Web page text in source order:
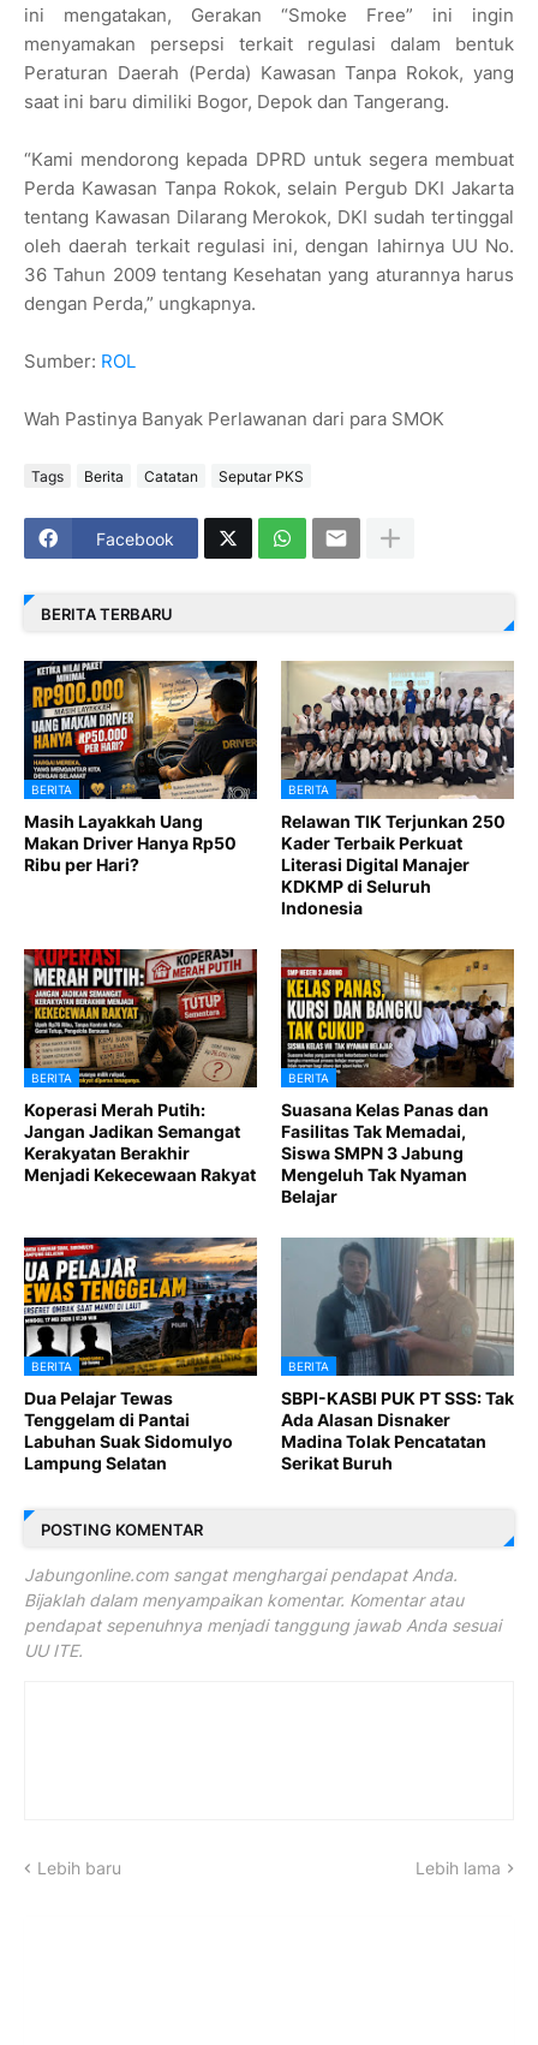
ini mengatakan, Gerakan “Smoke Free” ini ingin
menyamakan persepsi terkait regulasi dalam bentuk
Peraturan Daerah (Perda) Kawasan Tanpa Rokok, yang
saat ini baru dimiliki Bogor, Depok dan Tangerang.
“Kami mendorong kepada DPRD untuk segera membuat
Perda Kawasan Tanpa Rokok, selain Pergub DKI Jakarta
tentang Kawasan Dilarang Merokok, DKI sudah tertinggal
oleh daerah terkait regulasi ini, dengan lahirnya UU No.
36 Tahun 2009 tentang Kesehatan yang aturannya harus
dengan Perda,” ungkapnya.
Sumber: ROL
Wah Pastinya Banyak Perlawanan dari para SMOK
Tags Berita Catatan Seputar PKS
Facebook
BERITA TERBARU
BERITA
Masih Layakkah Uang
Makan Driver Hanya Rp50
Ribu per Hari?
BERITA
Relawan TIK Terjunkan 250
Kader Terbaik Perkuat
Literasi Digital Manajer
KDKMP di Seluruh
Indonesia
BERITA
Koperasi Merah Putih:
Jangan Jadikan Semangat
Kerakyatan Berakhir
Menjadi Kekecewaan Rakyat
BERITA
Suasana Kelas Panas dan
Fasilitas Tak Memadai,
Siswa SMPN 3 Jabung
Mengeluh Tak Nyaman
Belajar
BERITA
Dua Pelajar Tewas
Tenggelam di Pantai
Labuhan Suak Sidomulyo
Lampung Selatan
BERITA
SBPI-KASBI PUK PT SSS: Tak
Ada Alasan Disnaker
Madina Tolak Pencatatan
Serikat Buruh
POSTING KOMENTAR
Jabungonline.com sangat menghargai pendapat Anda.
Bijaklah dalam menyampaikan komentar. Komentar atau
pendapat sepenuhnya menjadi tanggung jawab Anda sesuai
UU ITE.
Lebih baru Lebih lama